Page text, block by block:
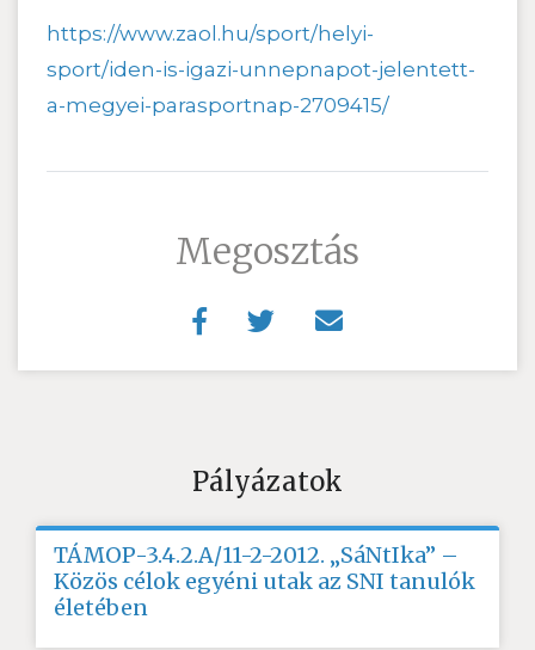
https://www.zaol.hu/sport/helyi-
sport/iden-is-igazi-unnepnapot-jelentett-
a-megyei-parasportnap-2709415/
Megosztás
Pályázatok
TÁMOP-3.4.2.A/11-2-2012. „SáNtIka” –
Közös célok egyéni utak az SNI tanulók
életében